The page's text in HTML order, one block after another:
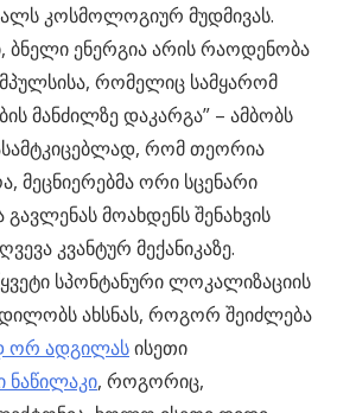
კოსმოლოგიურ მუდმივას.
ბნელი ენერგია არის რაოდენობა
რომელიც სამყარომ
მანძილზე დაკარგა” – ამბობს
რომ თეორია
მეცნიერებმა ორი სცენარი
მოახდენს შენახვის
კვანტურ მექანიკაზე.
სპონტანური ლოკალიზაციის
ახსნას, როგორ შეიძლება
ორ ადგილასისეთი
, როგორიც,